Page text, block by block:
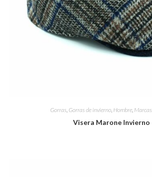
Gorras Gorras de invierno Hombre Marcas
Visera Marone Invierno